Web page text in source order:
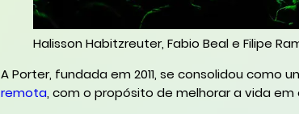
Halisson Habitzreuter, Fabio Beal e Filipe
A Porter, fundada em 2011, se consolidou como
remota, com o propósito de melhorar a vida